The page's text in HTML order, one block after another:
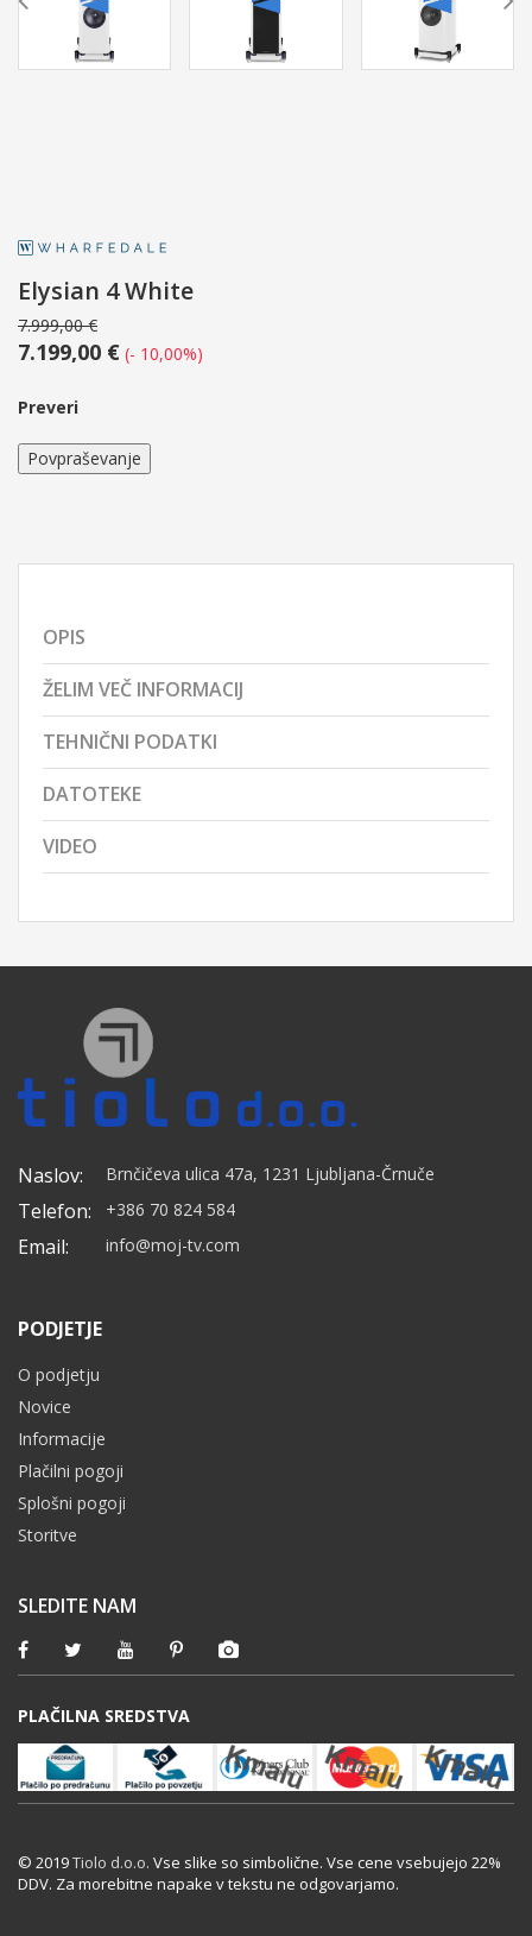
Elysian 4 White
7.999,00 €
7.199,00 € (- 10,00%)
Preveri
Povpraševanje
OPIS
ŽELIM VEČ INFORMACIJ
TEHNIČNI PODATKI
DATOTEKE
VIDEO
Naslov: Brnčičeva ulica 47a, 1231 Ljubljana-Črnuče
Telefon: +386 70 824 584
Email: info@moj-tv.com
PODJETJE
O podjetju
Novice
Informacije
Plačilni pogoji
Splošni pogoji
Storitve
SLEDITE NAM
PLAČILNA SREDSTVA
© 2019Tiolo d.o.o. Vse slike so simbolične. Vse cene vsebujejo 22%
DDV. Za morebitne napake v tekstu ne odgovarjamo.